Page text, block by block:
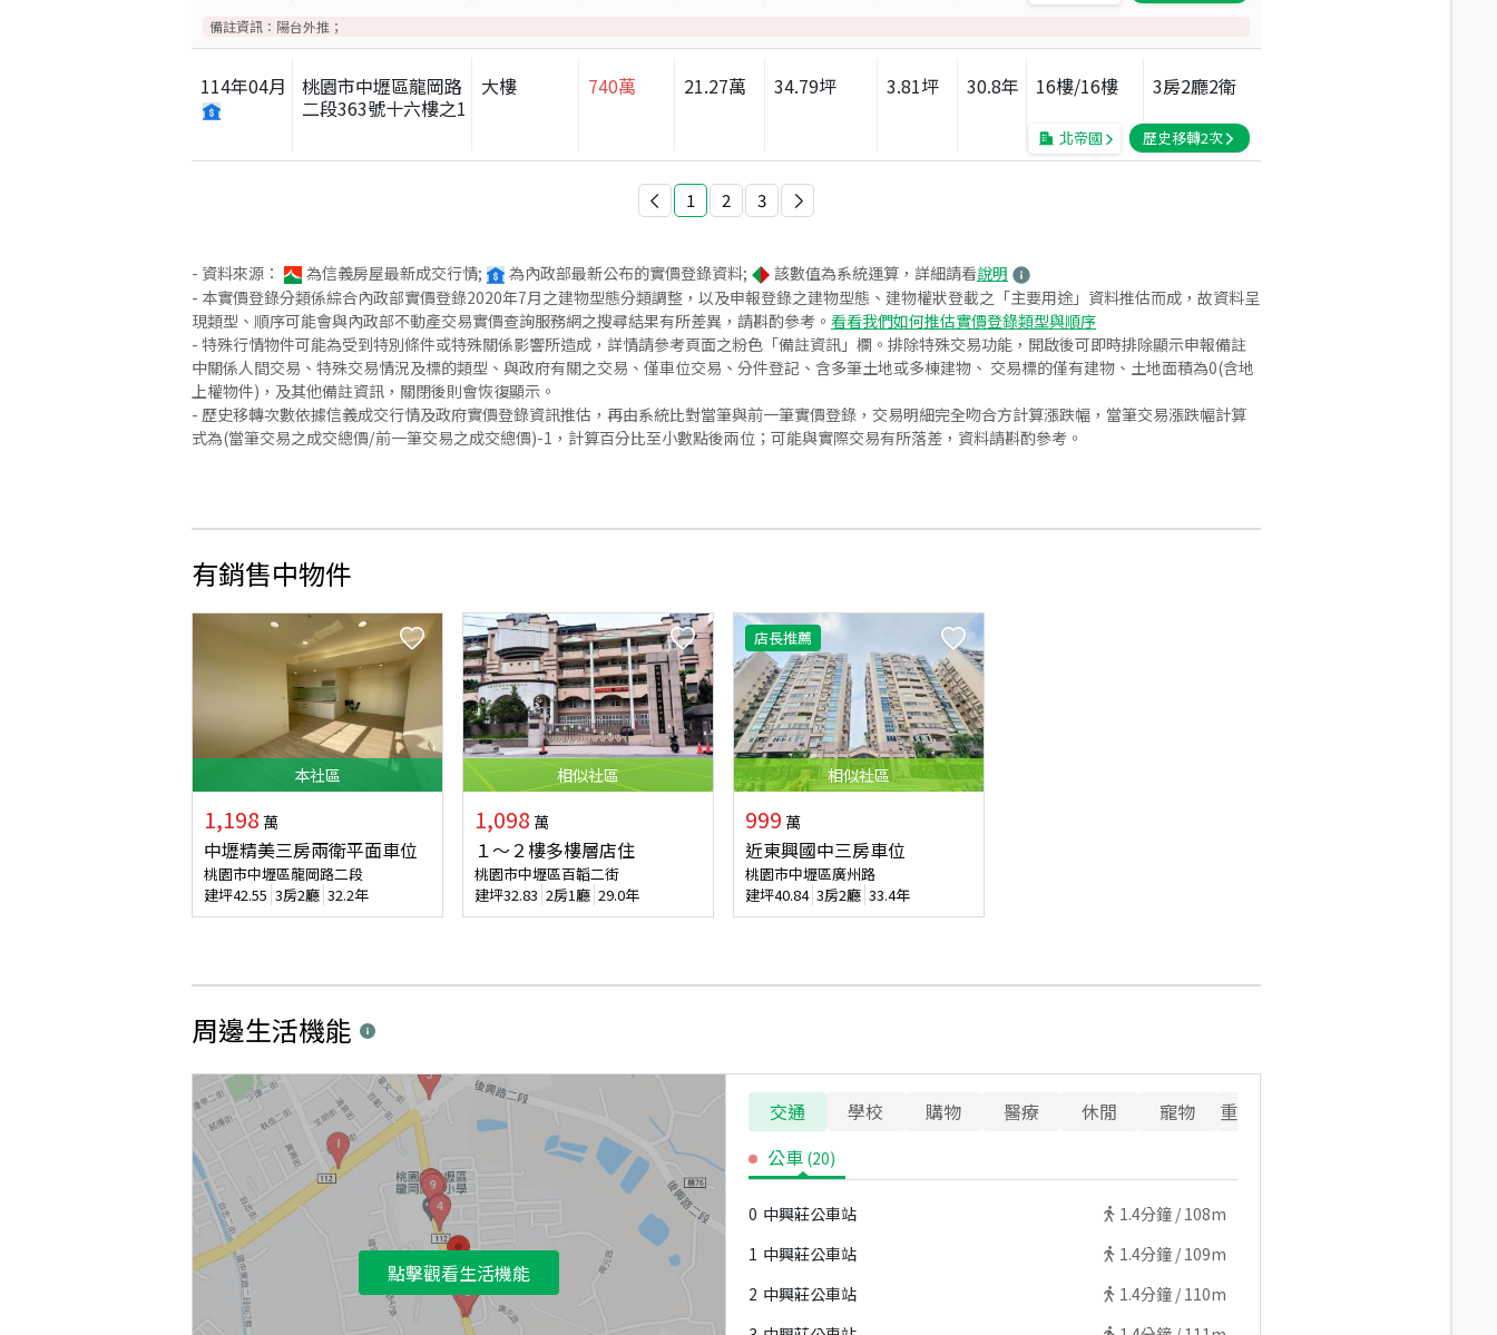
備註資訊： 陽台外推；
114年04月
桃園市中壢區龍岡路
二段363號十六樓之1
大樓 740萬 21.27萬 34.79坪 3.81坪 30.8年 16樓/16樓 3房2廳2衛
北帝國 歷史移轉2次
1 2 3
- 資料來源： 為信義房屋最新成交行情; 為內政部最新公布的實價登錄資料; 該數值為系統運算，詳細請看說明
- 本實價登錄分類係綜合內政部實價登錄2020年7月之建物型態分類調整，以及申報登錄之建物型態、建物權狀登載之「主要用途」資料推估而成，故資料呈
現類型、順序可能會與內政部不動產交易實價查詢服務網之搜尋結果有所差異，請斟酌參考。 看看我們如何推估實價登錄類型與順序
- 特殊行情物件可能為受到特別條件或特殊關係影響所造成，詳情請參考頁面之粉色「備註資訊」欄。排除特殊交易功能，開啟後可即時排除顯示申報備註
中關係人間交易、特殊交易情況及標的類型、與政府有關之交易、僅車位交易、分件登記、含多筆土地或多棟建物、 交易標的僅有建物、土地面積為0(含地
上權物件)，及其他備註資訊，關閉後則會恢復顯示。
- 歷史移轉次數依據信義成交行情及政府實價登錄資訊推估，再由系統比對當筆與前一筆實價登錄，交易明細完全吻合方計算漲跌幅，當筆交易漲跌幅計算
式為(當筆交易之成交總價/前一筆交易之成交總價)-1，計算百分比至小數點後兩位；可能與實際交易有所落差，資料請斟酌參考。
有銷售中物件
本社區
1,198 萬
中壢精美三房兩衛平面車位
桃園市中壢區龍岡路二段
建坪42.55 3房2廳 32.2年
相似社區
1,098 萬
１～２樓多樓層店住
桃園市中壢區百韜二街
建坪32.83 2房1廳 29.0年
店長推薦
相似社區
999 萬
近東興國中三房車位
桃園市中壢區廣州路
建坪40.84 3房2廳 33.4年
周邊生活機能
點擊觀看生活機能
交通 學校 購物 醫療 休閒 寵物
重要設施
公車 (20)
0 中興莊公車站 1.4分鐘 / 108m
1 中興莊公車站 1.4分鐘 / 109m
2 中興莊公車站 1.4分鐘 / 110m